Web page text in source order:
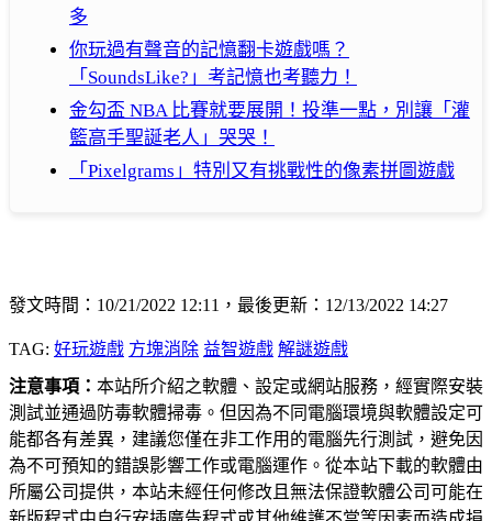
多
你玩過有聲音的記憶翻卡遊戲嗎？
「SoundsLike?」考記憶也考聽力！
金勾盃 NBA 比賽就要展開！投準一點，別讓「灌
籃高手聖誕老人」哭哭！
「Pixelgrams」特別又有挑戰性的像素拼圖遊戲
發文時間：10/21/2022 12:11，最後更新：12/13/2022 14:27
TAG: 好玩遊戲 方塊消除 益智遊戲 解謎遊戲
注意事項： 本站所介紹之軟體、設定或網站服務，經實際安裝
測試並通過防毒軟體掃毒。但因為不同電腦環境與軟體設定可
能都各有差異，建議您僅在非工作用的電腦先行測試，避免因
為不可預知的錯誤影響工作或電腦運作。從本站下載的軟體由
所屬公司提供，本站未經任何修改且無法保證軟體公司可能在